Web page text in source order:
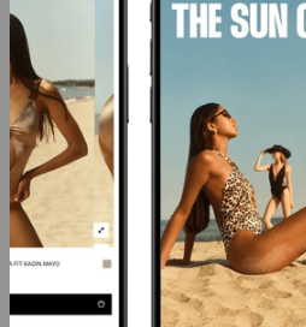
PREMIUM İNGILIZ YAKA MOB WİFE SUNI
KÜRK MAXI KADIN KABAN EKRU
19.999,99TL 15.999,99TL
+7